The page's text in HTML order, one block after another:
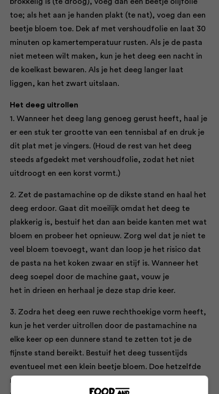
toe; als het aan je handen plakt (te nat), voeg dan een
beetje bloem toe. Dek af met vershoudfolie en laat 30
minuten op kamertemperatuur rusten. Als je de pasta
niet meteen wilt maken, kun je het deeg een nacht in
de koelkast bewaren. Als je het deeg langer laat
liggen, kan het zwart uitslaan.
Het deeg uitrollen
1. Wanneer het deeg lang genoeg gerust heeft, haal je
er een stuk ter grootte van een tennisbal af en druk je
dit plat met je vingers. (Houd de rest van het deeg
steeds afgedekt met vershoudfolie, zodat het niet
uitdroogt en een korst vormt.)
2. Zet de pastamachine op de dikste stand en haal het
deeg erdoor. Gaat dit moeilijk omdat het deeg te
plakkerig is, bestuif het dan aan beide kanten met wat
bloem en probeer het opnieuw. Zorg wel dat je niet te
veel bloem toevoegt, want dan loop je het risico dat
de pasta na het koken zwaar en stijf is. Wanneer het
deeg soepel door de machine gaat, vouw je
het in drieen en herhaal je deze stap drie keer.
3. Zodra het deeg een ruwe rechthoekige vorm heeft,
kun je het verder uitrollen door de pastamachine na
elke keer op een dunnere stand te zetten tot je de
fijnste stand bereikt. Bestuif het deeg tussentijds
eventueel met een klein beetje bloem. Doe hetzelfde
met de rest van het deeg. (Je kunt het deeg ook